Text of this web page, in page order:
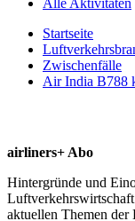
Startseite
Zwischenfälle
Air India B788
airliners+ Abo
Hintergründe und
aktuellen Themen